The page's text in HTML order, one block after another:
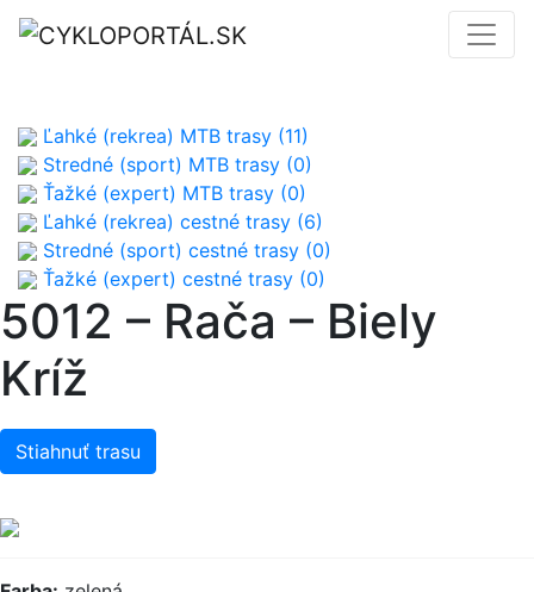
Ľahké (rekrea) MTB trasy (11)
Stredné (sport) MTB trasy (0)
Ťažké (expert) MTB trasy (0)
Ľahké (rekrea) cestné trasy (6)
Stredné (sport) cestné trasy (0)
Ťažké (expert) cestné trasy (0)
5012 – Rača – Biely
Kríž
Stiahnuť trasu